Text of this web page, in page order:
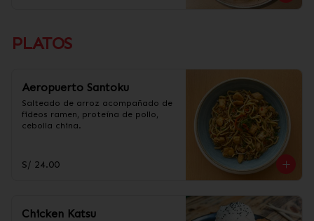
PLATOS
Aeropuerto Santoku
Salteado de arroz acompañado de
fideos ramen, proteína de pollo,
cebolla china.
S/ 24.00
Chicken Katsu